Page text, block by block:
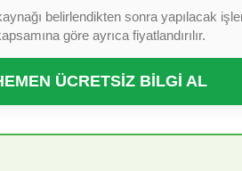
belirlendikten sonra yapılacak
göre ayrıca fiyatlandırılır.
ÜCRETSİZ BİLGİ AL